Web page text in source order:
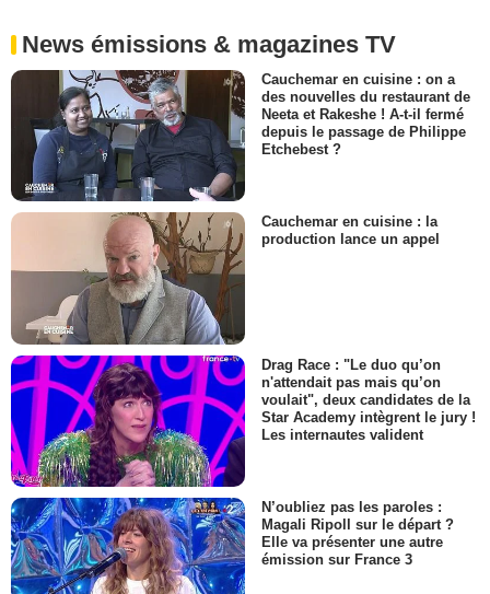
News émissions & magazines TV
Cauchemar en cuisine : on a
des nouvelles du restaurant de
Neeta et Rakeshe ! A-t-il fermé
depuis le passage de Philippe
Etchebest ?
Cauchemar en cuisine : la
production lance un appel
Drag Race : "Le duo qu’on
n'attendait pas mais qu’on
voulait", deux candidates de la
Star Academy intègrent le jury !
Les internautes valident
N’oubliez pas les paroles :
Magali Ripoll sur le départ ?
Elle va présenter une autre
émission sur France 3